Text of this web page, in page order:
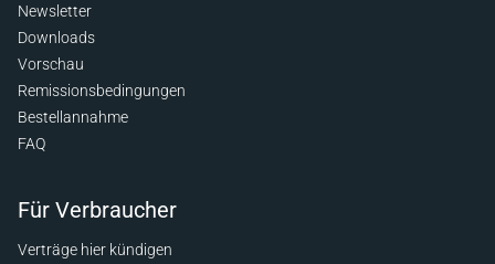
Newsletter
Downloads
Vorschau
Remissionsbedingungen
Bestellannahme
FAQ
Für Verbraucher
Verträge hier kündigen